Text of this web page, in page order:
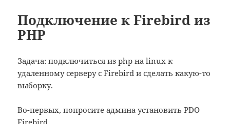
Подключение к Firebird из
PHP
Задача: подключиться из php на linux к
удаленному серверу с Firebird и сделать какую-то
выборку.
Во-первых, попросите админа установить PDO